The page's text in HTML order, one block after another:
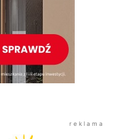
r e k l a m a